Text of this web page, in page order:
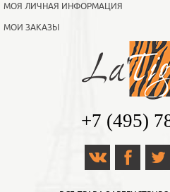
МОЯ ЛИЧНАЯ ИНФОРМАЦИЯ
МОИ ЗАКАЗЫ
+7 (495)